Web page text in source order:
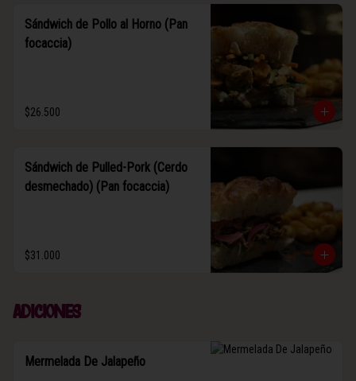
Sándwich de Pollo al Horno (Pan
focaccia)
$26.500
Sándwich de Pulled-Pork (Cerdo
desmechado) (Pan focaccia)
$31.000
Adiciones
Mermelada De Jalapeño